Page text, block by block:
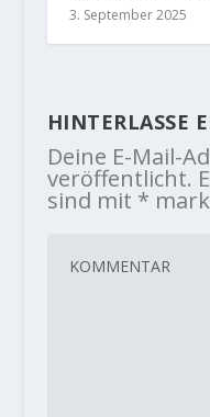
3. September 2025
HINTERLASSE
Deine E-Mail-
veröffentlicht.
sind mit *